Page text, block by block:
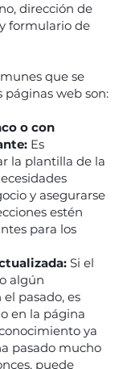
dirección de
formulario de
que se
páginas web son:
o con
Es
la plantilla de la
y asegurarse
estén
para los
Si el
algún
pasado, es
en la página
ya
pasado mucho
puede